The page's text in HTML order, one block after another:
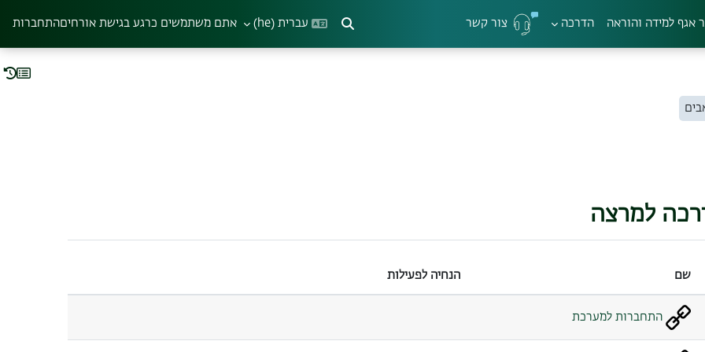
אגף למידה והוראה הדרכה צור קשר
הצגה או הסתרה של קלט חיפוש
עברית ‎(he)‎ אתם משתמשים כרגע בגישת אורחיםהתחברות
למרצה
שם הנחיה לפעילות
התחברות למערכת